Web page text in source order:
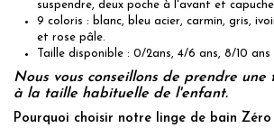
suspendre, deux poche à l'avant et
9 coloris : blanc, bleu acier, carmin, gris,
et rose pâle.
Taille disponible : 0/2ans, 4/6 ans, 8/10 ans
Nous vous conseillons de prendre une
à la taille habituelle de l'enfant.
Pourquoi choisir notre linge de bain Zéro